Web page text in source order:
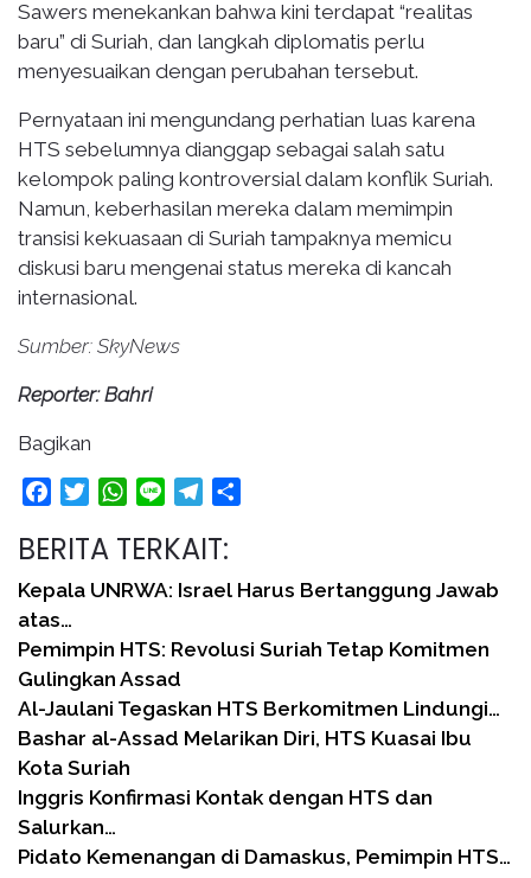
Sawers menekankan bahwa kini terdapat “realitas
baru” di Suriah, dan langkah diplomatis perlu
menyesuaikan dengan perubahan tersebut.
Pernyataan ini mengundang perhatian luas karena
HTS sebelumnya dianggap sebagai salah satu
kelompok paling kontroversial dalam konflik Suriah.
Namun, keberhasilan mereka dalam memimpin
transisi kekuasaan di Suriah tampaknya memicu
diskusi baru mengenai status mereka di kancah
internasional.
Sumber: SkyNews
Reporter: Bahri
Bagikan
FacebookTwitterWhatsApp
Line Telegram
BERITA TERKAIT:
Kepala UNRWA: Israel Harus Bertanggung Jawab
atas…
Pemimpin HTS: Revolusi Suriah Tetap Komitmen
Gulingkan Assad
Al-Jaulani Tegaskan HTS Berkomitmen Lindungi…
Bashar al-Assad Melarikan Diri, HTS Kuasai Ibu
Kota Suriah
Inggris Konfirmasi Kontak dengan HTS dan
Salurkan…
Pidato Kemenangan di Damaskus, Pemimpin HTS…